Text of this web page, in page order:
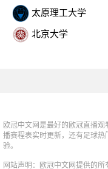
太原理工大学
北京大学
欧冠中文网是最好的欧冠直播
播赛程表实时更新，还有足球
验。
网站声明：欧冠中文网提供的